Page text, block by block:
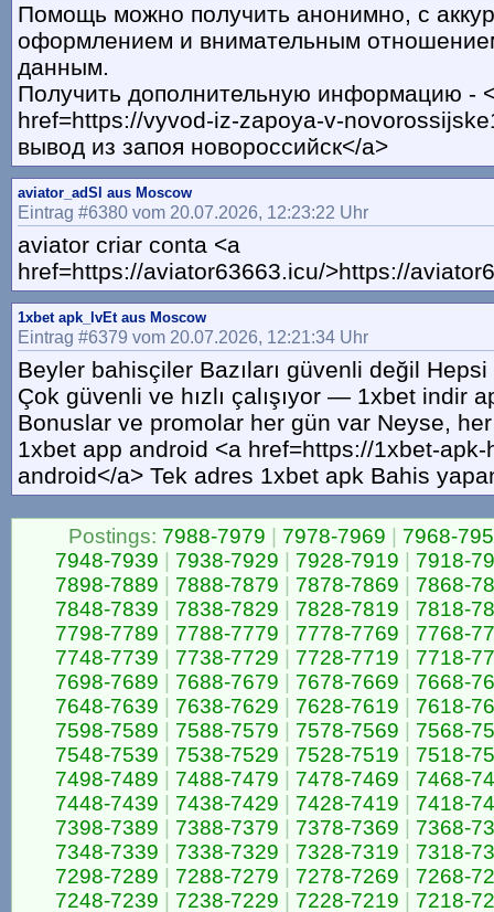
Помощь можно получить анонимно, с
оформлением и внимательным
данным.
Получить дополнительную информацию -
href=https://vyvod-iz-zapoya-v-
вывод из запоя новороссийск</a>
aviator_adSl aus Moscow
Eintrag #6380 vom 20.07.2026, 12:23:22 Uhr
aviator criar conta <a
href=https://aviator63663.icu/>https://
1xbet apk_lvEt aus Moscow
Eintrag #6379 vom 20.07.2026, 12:21:34 Uhr
Beyler bahisçiler Bazıları güvenli değil Hepsi
Çok güvenli ve hızlı çalışıyor — 1xbet indir
Bonuslar ve promolar her gün var Neyse,
1xbet app android <a href=https://1xbet-
android</a> Tek adres 1xbet apk Bahis
Postings: 7988-7979 7978-7969
7968-
7948-7939
7938-7929 7928-7919
7918-
7898-7889
7888-7879 7878-7869
7868-
7848-7839
7838-7829 7828-7819
7818-
7798-7789
7788-7779 7778-7769
7768-
7748-7739
7738-7729 7728-7719
7718-
7698-7689
7688-7679 7678-7669
7668-
7648-7639
7638-7629 7628-7619
7618-
7598-7589
7588-7579 7578-7569
7568-
7548-7539
7538-7529 7528-7519
7518-
7498-7489
7488-7479 7478-7469
7468-
7448-7439
7438-7429 7428-7419
7418-
7398-7389
7388-7379 7378-7369
7368-
7348-7339
7338-7329 7328-7319
7318-
7298-7289
7288-7279 7278-7269
7268-
7248-7239
7238-7229 7228-7219 7218-